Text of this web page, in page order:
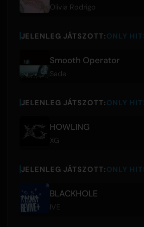
Olivia Rodrigo
JELENLEG JÁTSZOTT:ONLY
Smooth Operator
Sade
JELENLEG JÁTSZOTT:ONLY
HOWLING
XG
JELENLEG JÁTSZOTT:ONLY
BLACKHOLE
IVE